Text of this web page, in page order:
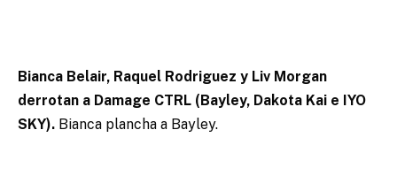
Bianca Belair, Raquel Rodriguez y Liv Morgan
derrotan a Damage CTRL (Bayley, Dakota Kai e IYO
SKY). Bianca plancha a Bayley.